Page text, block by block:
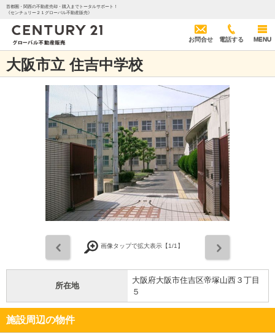
首都圏・関西の不動産売却・購入までトータルサポート！
《センチュリー２１グローバル不動産販売》
お問合せ 電話する MENU
大阪市立 住吉中学校
画像タップで拡大表示【1/1】
所在地
大阪府大阪市住吉区帝塚山西３丁目
５
施設周辺の物件